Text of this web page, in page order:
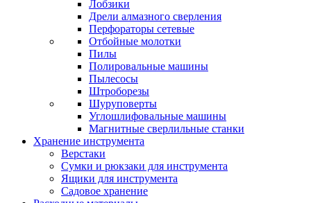
Лобзики
Дрели алмазного сверления
Перфораторы сетевые
Отбойные молотки
Пилы
Полировальные машины
Пылесосы
Штроборезы
Шуруповерты
Углошлифовальные машины
Магнитные сверлильные станки
Хранение инструмента
Верстаки
Сумки и рюкзаки для инструмента
Ящики для инструмента
Садовое хранение